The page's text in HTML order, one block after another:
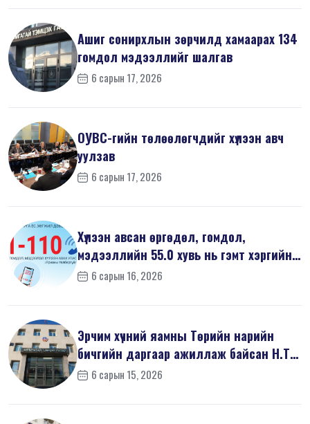
Ашиг сонирхлын зөрчилд хамаарах 134
гомдол мэдээллийг шалгав
6 сарын 17, 2026
ОУВС-гийн төлөөлөгчдийг хүлээн авч
уулзав
6 сарын 17, 2026
Хүлээн авсан өргөдөл, гомдол,
мэдээллийн 55.0 хувь нь гэмт хэргийн
шин...
6 сарын 16, 2026
Эрчим хүчний яамны Төрийн нарийн
бичгийн даргаар ажиллаж байсан Н.Т
на...6 сарын 15, 2026